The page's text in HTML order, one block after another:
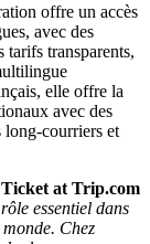
offre un accès
avec des
tarifs transparents,
elle offre la
avec des
long-courriers et
at Trip.com
essentiel dans
Chez